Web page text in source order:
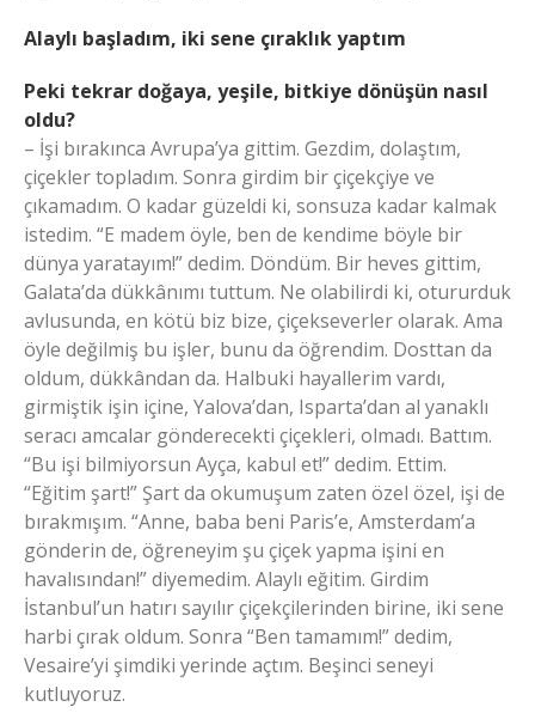
Alaylı başladım, iki sene çıraklık yaptım
Peki tekrar doğaya, yeşile, bitkiye dönüşün nasıl
oldu?
– İşi bırakınca Avrupa’ya gittim. Gezdim, dolaştım,
çiçekler topladım. Sonra girdim bir çiçekçiye ve
çıkamadım. O kadar güzeldi ki, sonsuza kadar kalmak
istedim. “E madem öyle, ben de kendime böyle bir
dünya yaratayım!” dedim. Döndüm. Bir heves gittim,
Galata’da dükkânımı tuttum. Ne olabilirdi ki, otururduk
avlusunda, en kötü biz bize, çiçekseverler olarak. Ama
öyle değilmiş bu işler, bunu da öğrendim. Dosttan da
oldum, dükkândan da. Halbuki hayallerim vardı,
girmiştik işin içine, Yalova’dan, Isparta’dan al yanaklı
seracı amcalar gönderecekti çiçekleri, olmadı. Battım.
“Bu işi bilmiyorsun Ayça, kabul et!” dedim. Ettim.
“Eğitim şart!” Şart da okumuşum zaten özel özel, işi de
bırakmışım. “Anne, baba beni Paris’e, Amsterdam’a
gönderin de, öğreneyim şu çiçek yapma işini en
havalısından!” diyemedim. Alaylı eğitim. Girdim
İstanbul’un hatırı sayılır çiçekçilerinden birine, iki sene
harbi çırak oldum. Sonra “Ben tamamım!” dedim,
Vesaire’yi şimdiki yerinde açtım. Beşinci seneyi
kutluyoruz.